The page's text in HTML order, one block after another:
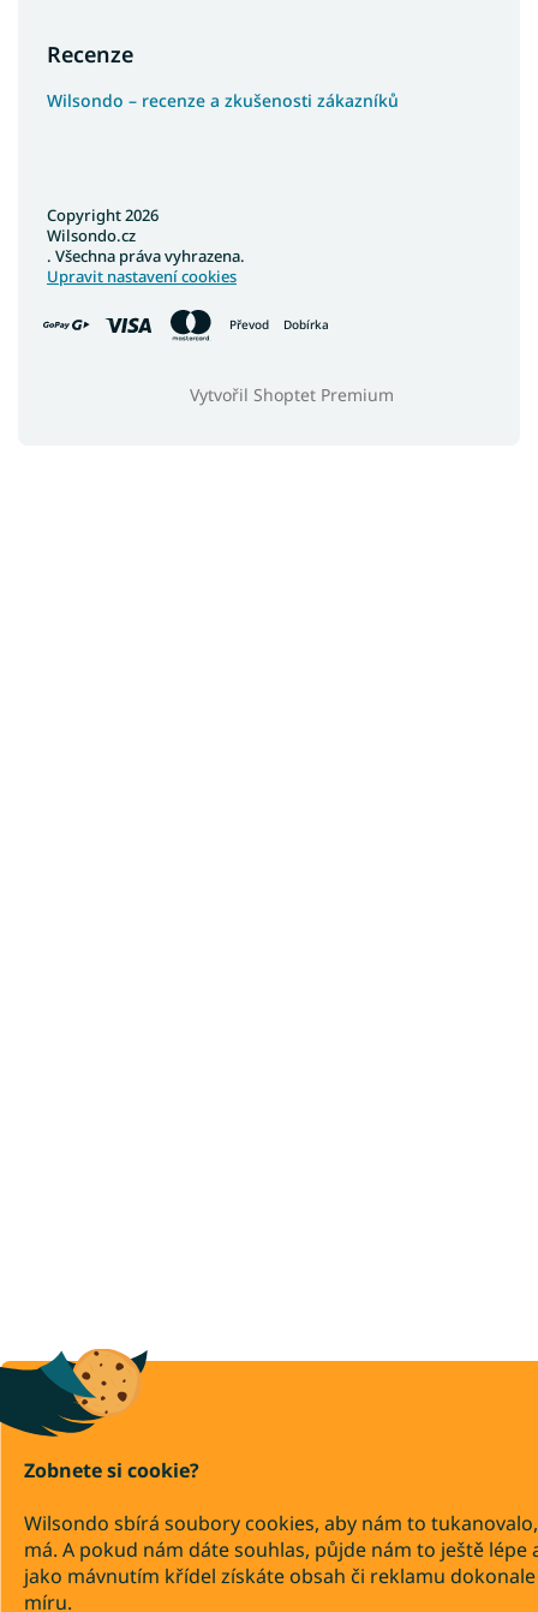
Zobnete si cookie?
Wilsondo sbírá soubory cookies, aby nám to
má. A pokud nám dáte souhlas, půjde nám to ještě lépe
jako mávnutím křídel získáte obsah či reklamu
míru.
Recenze
Wilsondo – recenze a zkušenosti zákazníků
Převod Dobírka
Vytvořil Shoptet Premium
Copyright 2026
Wilsondo.cz
. Všechna práva vyhrazena.
Upravit nastavení cookies